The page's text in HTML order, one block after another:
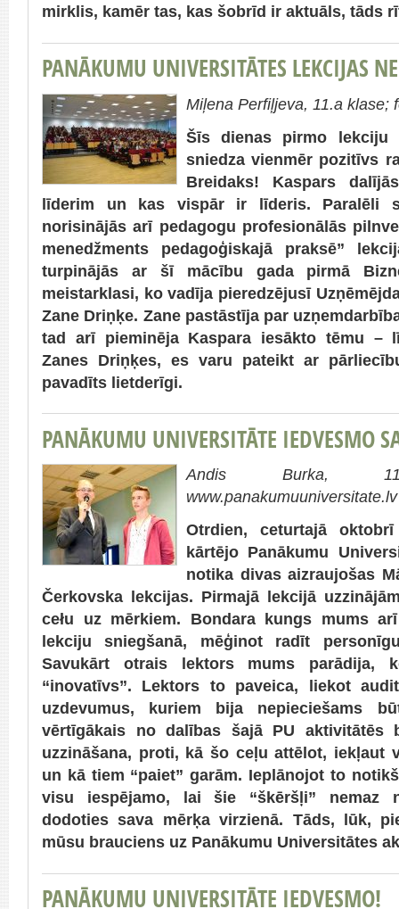
mirklis, kamēr tas, kas šobrīd ir aktuāls, tāds
PANĀKUMU UNIVERSITĀTES LEKCIJAS
Miļena Perfiļjeva, 11.a klase;
Šīs dienas pirmo lekciju
sniedza vienmēr pozitīvs
Breidaks! Kaspars
līderim un kas vispār ir līderis. Paralēli
norisinājās arī pedagogu profesionālās
menedžments pedagoģiskajā praksē”
turpinājās ar šī mācību gada pirmā
meistarklasi, ko vadīja pieredzējusī
Zane Driņķe. Zane pastāstīja par
tad arī pieminēja Kaspara iesākto tēmu –
Zanes Driņķes, es varu pateikt ar
pavadīts lietderīgi.
PANĀKUMU UNIVERSITĀTE IEDVESMO
Andis Burka,
www.panakumuuniversitate.lv
Otrdien, ceturtajā
kārtējo Panākumu
notika divas aizraujošas
Čerkovska lekcijas. Pirmajā lekcijā
cełu uz mērkiem. Bondara kungs mums
lekciju sniegšanā, mēģinot radīt
Savukārt otrais lektors mums parādija,
“inovatīvs”. Lektors to paveica, liekot
uzdevumus, kuriem bija nepieciešams
vērtīgākais no dalības šajā PU aktivitātēs
uzzināšana, proti, kā šo ceļu attēlot, iekļaut
un kā tiem “paiet” garām. Ieplānojot to
visu iespējamo, lai šie “škēršļi” nemaz
dodoties sava mērķa virzienā. Tāds, lūk,
mūsu brauciens uz Panākumu Universitātes
PANĀKUMU UNIVERSITĀTE IEDVESMO!